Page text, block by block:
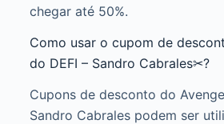
chegar até 50%.
Como usar o cupom de
do DEFI – Sandro Cabrales✂?
Cupons de desconto do
Sandro Cabrales podem ser